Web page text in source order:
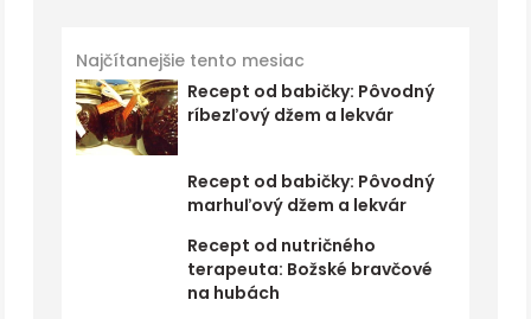
Najčítanejšie tento mesiac
Recept od babičky: Pôvodný
ríbezľový džem a lekvár
Recept od babičky: Pôvodný
marhuľový džem a lekvár
Recept od nutričného
terapeuta: Božské bravčové
na hubách